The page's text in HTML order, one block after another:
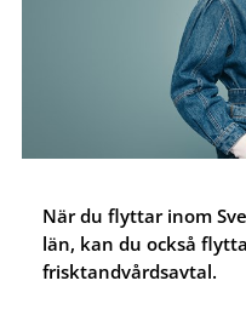
När du flyttar inom
län, kan du också
frisktandvårdsavtal.